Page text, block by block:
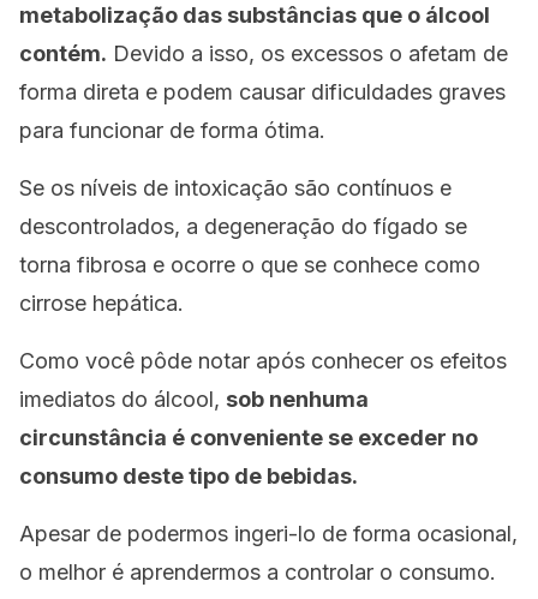
metabolização das substâncias que o álcool
contém. Devido a isso, os excessos o afetam de
forma direta e podem causar dificuldades graves
para funcionar de forma ótima.
Se os níveis de intoxicação são contínuos e
descontrolados, a degeneração do fígado se
torna fibrosa e ocorre o que se conhece como
cirrose hepática.
Como você pôde notar após conhecer os efeitos
imediatos do álcool, sob nenhuma
circunstância é conveniente se exceder no
consumo deste tipo de bebidas.
Apesar de podermos ingeri-lo de forma ocasional,
o melhor é aprendermos a controlar o consumo.